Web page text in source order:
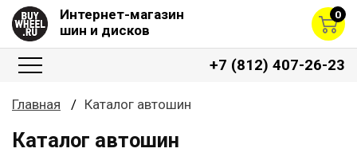
Интернет-магазин
шин и дисков
0
+7 (812) 407-26-23
Главная Каталог автошин
Каталог автошин